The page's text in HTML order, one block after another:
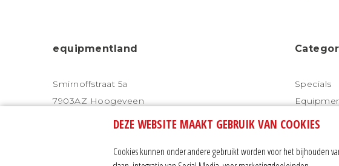
equipmentland
Smirnoffstraat 5a
7903AZ Hoogeveen
Tel. 0528 232 328
Specials
Starten/
DEZE WEBSITE MAAKT GEBRUIK VAN COOKIES
Cookies kunnen onder andere gebruikt worden voor het bijhouden